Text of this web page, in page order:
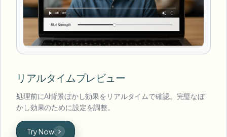
リアルタイムプレビュー
処理前にAI背景ぼかし効果をリアルタイムで確認。完璧なぼ
かし効果のために設定を調整。
Try Now